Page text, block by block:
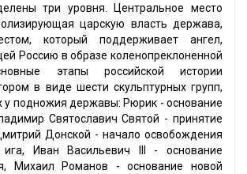
три уровня. Центральное место
царскую власть держава,
который поддерживает ангел,
Россию в образе коленопреклоненной
этапы российской истории
в виде шести скульптурных групп,
у подножия державы: Рюрик - основание
Святославич Святой - принятие
Донской - начало освобождения
ига, Иван Васильевич III - основание
Михаил Романов - основание новой